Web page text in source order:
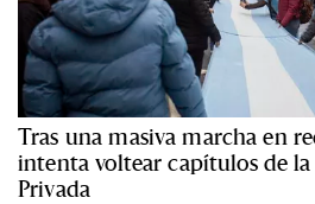
Tras una masiva marcha en
intenta voltear capítulos de la
Privada